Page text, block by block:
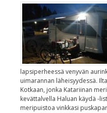
lapsiperheessä venyvän
uimarannan läheisyydessä.
Kotkaan, jonka Katariinan
kevättalvella Haluan käydä -
meripuistoa vinkkasi